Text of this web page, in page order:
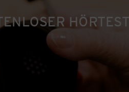
HÖRTEST
Jobs